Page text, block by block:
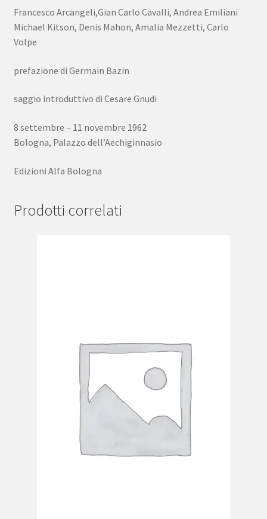
Francesco Arcangeli,Gian Carlo Cavalli, Andrea Emiliani
Michael Kitson, Denis Mahon, Amalia Mezzetti, Carlo
Volpe
prefazione di Germain Bazin
saggio introduttivo di Cesare Gnudi
8 settembre – 11 novembre 1962
Bologna, Palazzo dell’Aechiginnasio
Edizioni Alfa Bologna
Prodotti correlati